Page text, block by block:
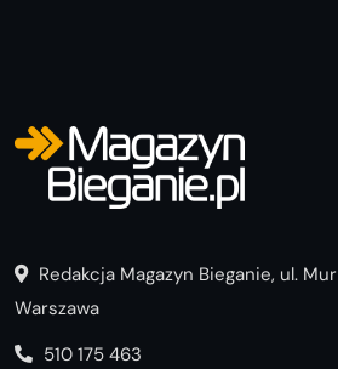
Redakcja Magazyn Bieganie, ul.
Warszawa
510 175 463